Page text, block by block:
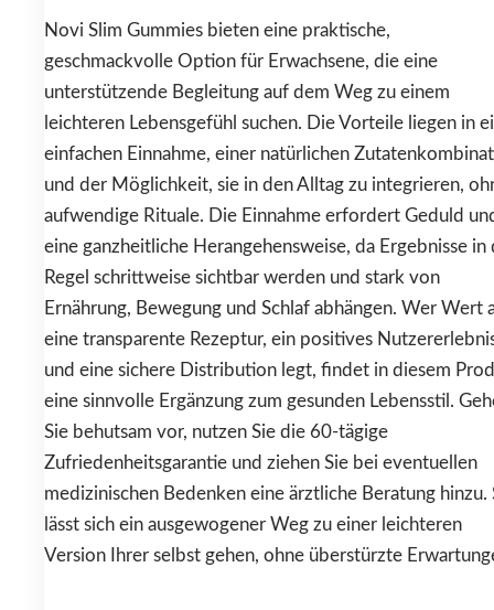
Novi Slim Gummies bieten eine praktische,
geschmackvolle Option für Erwachsene, die eine
unterstützende Begleitung auf dem Weg zu einem
leichteren Lebensgefühl suchen. Die Vorteile liegen in
einfachen Einnahme, einer natürlichen
und der Möglichkeit, sie in den Alltag zu integrieren,
aufwendige Rituale. Die Einnahme erfordert Geduld
eine ganzheitliche Herangehensweise, da Ergebnisse in
Regel schrittweise sichtbar werden und stark von
Ernährung, Bewegung und Schlaf abhängen. Wer Wert
eine transparente Rezeptur, ein positives
und eine sichere Distribution legt, findet in diesem
eine sinnvolle Ergänzung zum gesunden Lebensstil.
Sie behutsam vor, nutzen Sie die 60-tägige
Zufriedenheitsgarantie und ziehen Sie bei eventuellen
medizinischen Bedenken eine ärztliche Beratung hinzu.
lässt sich ein ausgewogener Weg zu einer leichteren
Version Ihrer selbst gehen, ohne überstürzte